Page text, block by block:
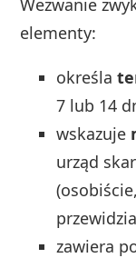
elementy:
określa
7 lub 14
wskazuje
urząd
zawiera